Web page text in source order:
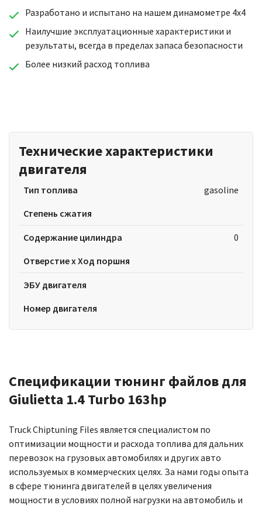
Разработано и испытано на нашем динамометре 4x4
Наилучшие эксплуатационные характеристики и
результаты, всегда в пределах запаса безопасности
Более низкий расход топлива
Технические характеристики
двигателя
Тип топлива
gasoline
Степень сжатия
Содержание цилиндра
0
Отверстие x Ход поршня
ЭБУ двигателя
Номер двигателя
Спецификации тюнинг файлов для
Giulietta 1.4 Turbo 163hp
Truck Chiptuning Files является специалистом по
оптимизации мощности и расхода топлива для дальних
перевозок на грузовых автомобилях и других авто
используемых в коммерческих целях. За нами годы опыта
в сфере тюнинга двигателей в целях увеличения
мощности в условиях полной нагрузки на автомобиль и